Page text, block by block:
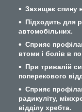
Захищає спину
Підходить для
автомобільних.
Сприяє
втоми і болів в
При тривалій
поперекового
Сприяє
радикуліту,
відділу хребта.